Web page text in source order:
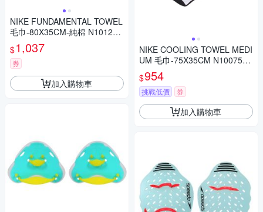
NIKE FUNDAMENTAL TOWEL
毛巾-80X35CM-純棉 N101243
8101MD 白黑
$1,037
券
加入購物車
NIKE COOLING TOWEL MEDI
UM 毛巾-75X35CM N1007587
010NS 黑白
$954
挑戰低價 券
加入購物車